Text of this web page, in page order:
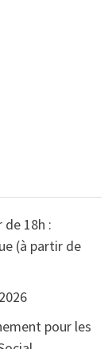
18h :
(à partir de
pour les